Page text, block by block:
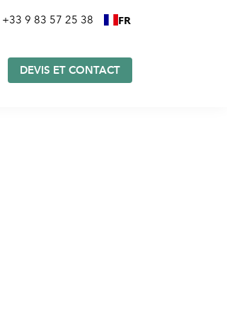
+33 9 83 57 25 38 FR
DEVIS ET CONTACT